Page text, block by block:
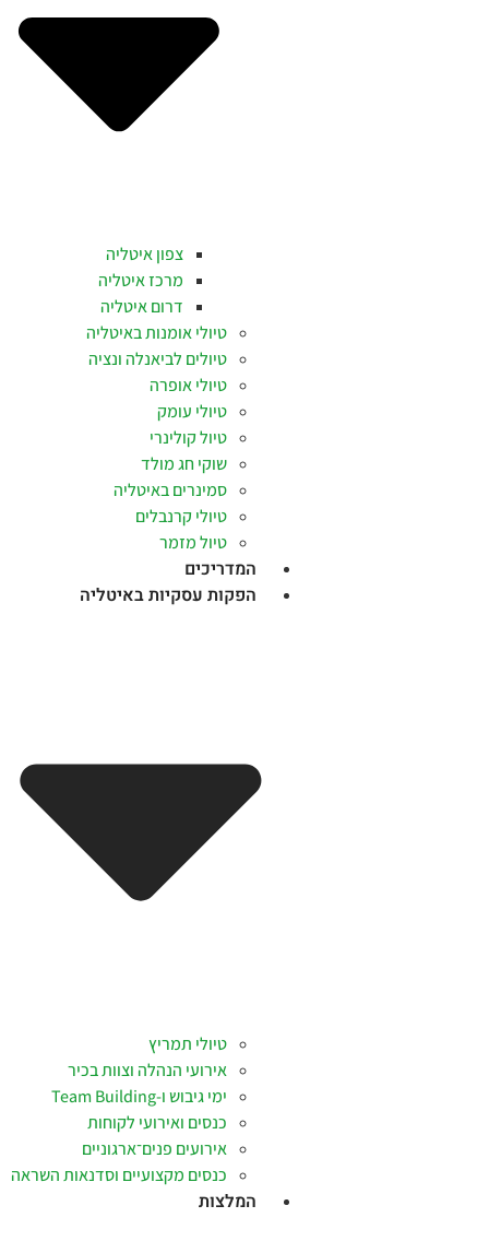
צפון איטליה
מרכז איטליה
דרום איטליה
טיולי אומנות באיטליה
טיולים לביאנלה ונציה
טיולי אופרה
טיולי עומק
טיול קולינרי
שוקי חג מולד
סמינרים באיטליה
טיולי קרנבלים
טיול מזמר
המדריכים
הפקות עסקיות באיטליה
טיולי תמריץ
אירועי הנהלה וצוות בכיר
ימי גיבוש ו-Team Building
כנסים ואירועי לקוחות
אירועים פנים־ארגוניים
כנסים מקצועיים וסדנאות השראה
המלצות